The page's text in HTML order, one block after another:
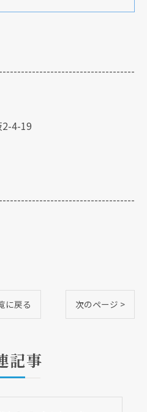
4-19
に戻る 次のページ >
記事